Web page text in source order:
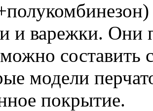
и варежки. Они
модели
покрытие.